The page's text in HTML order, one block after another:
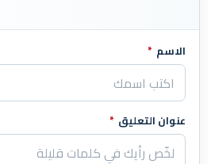
اترك هذا الحقل فارغاً
الاسم *
عنوان التعليق *